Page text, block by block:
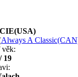
Always A
věk:
19